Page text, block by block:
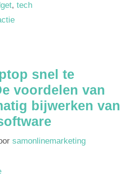
,tech
snel te
voordelen van
bijwerken van
samonlinemarketing